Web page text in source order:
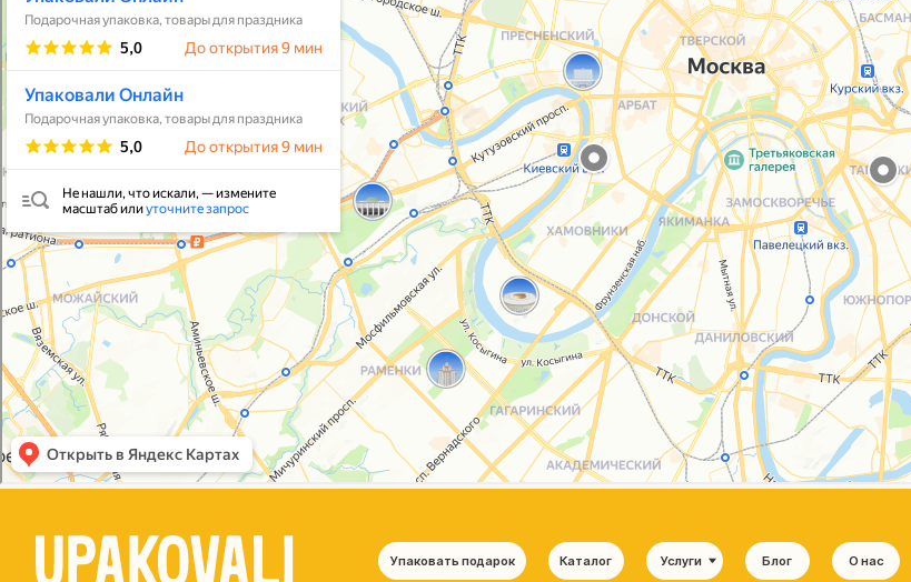
Согласие на обработку персональных данных
Политика конфиденциальности
© 2021-2025, ООО "УПАКОВАЛИ ОНЛАЙН"
Sospeso wrap
О нас
Услуги Блог
Каталог
Упаковать подарок
В личный кабинет